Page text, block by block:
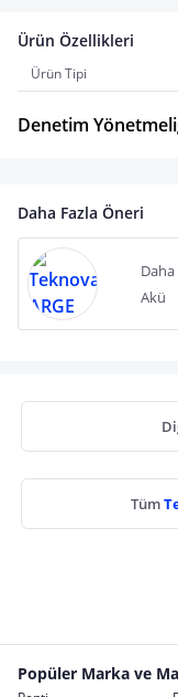
Ürün Özellikleri
Ürün Tipi
Denetim
Daha Fazla Öneri
Akü
Tüm
Popüler Marka ve